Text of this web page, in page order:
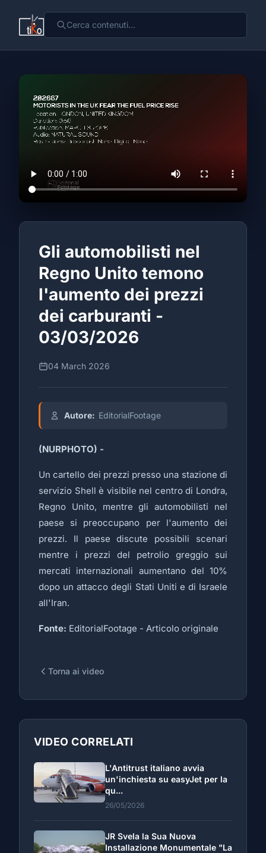
Gli automobilisti nel
Regno Unito temono
l'aumento dei prezzi
dei carburanti -
03/03/2026
04 March 2026
Autore: EditorialFootage
(NURPHOTO) -
Un cartello dei prezzi presso una stazione di
servizio Shell è visibile nel centro di Londra,
Regno Unito, mentre gli automobilisti nel
paese si preoccupano per l'aumento dei
prezzi. Il paese discute possibili scenari
mentre i prezzi del petrolio greggio sui
mercati internazionali aumentano del 10%
dopo un attacco degli Stati Uniti e di Israele
all'Iran.
Fonte: EditorialFootage - Articolo originale
Torna ai video
VIDEO CORRELATI
L'Antitrust italiano avvia
un'inchiesta su easyJet per la
qu...
26/05/2026
JR Svela la Sua Nuova
Installazione Monumentale "La